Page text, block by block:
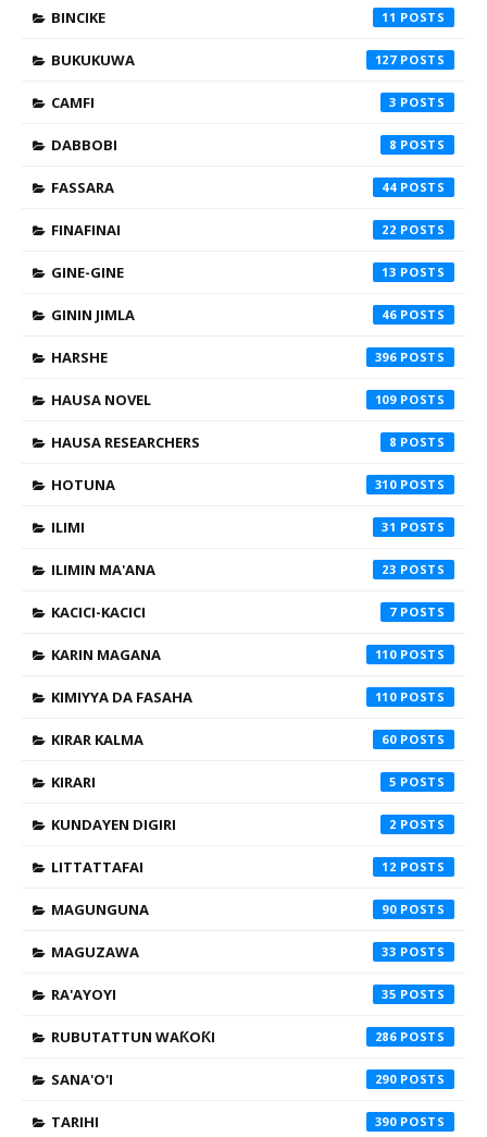
BINCIKE 11
BUKUKUWA 127
CAMFI 3
DABBOBI 8
FASSARA 44
FINAFINAI 22
GINE-GINE 13
GININ JIMLA 46
HARSHE 396
HAUSA NOVEL 109
HAUSA RESEARCHERS 8
HOTUNA 310
ILIMI 31
ILIMIN MA'ANA 23
KACICI-KACICI 7
KARIN MAGANA 110
KIMIYYA DA FASAHA 110
KIRAR KALMA 60
KIRARI 5
KUNDAYEN DIGIRI 2
LITTATTAFAI 12
MAGUNGUNA 90
MAGUZAWA 33
RA'AYOYI 35
RUBUTATTUN WAƘOƘI 286
SANA'O'I 290
TARIHI 390